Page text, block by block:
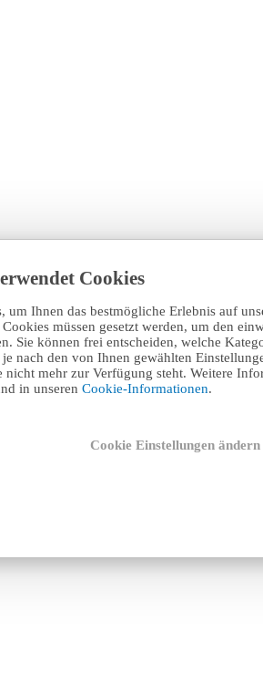
Cookies
um Ihnen das bestmögliche Erlebnis auf
müssen gesetzt werden, um den
Sie können frei entscheiden, welche
je nach den von Ihnen gewählten
nicht mehr zur Verfügung steht. Weitere
in unseren Cookie-Informationen.
Cookie Einstellungen ändern